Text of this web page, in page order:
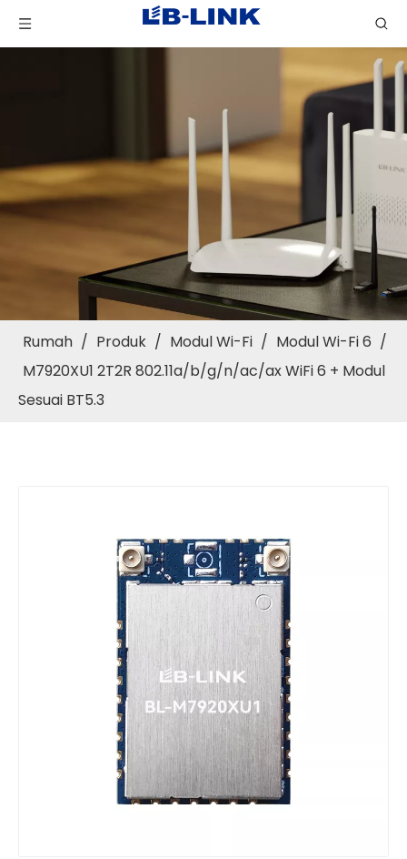
Rumah / Produk / Modul Wi-Fi / Modul Wi-Fi 6 /
M7920XU1 2T2R 802.11a/b/g/n/ac/ax WiFi 6 + Modul
Sesuai BT5.3